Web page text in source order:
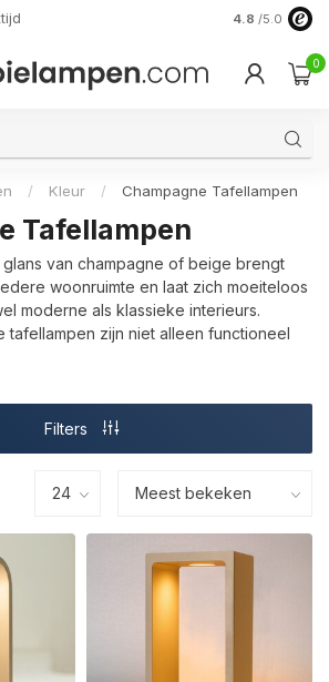
Verzending
4.8 /5.0
0
/ Kleur / Champagne Tafellampen
Tafellampen
van champagne of beige brengt
woonruimte en laat zich moeiteloos
moderne als klassieke interieurs.
tafellampen zijn niet alleen functioneel
Filters